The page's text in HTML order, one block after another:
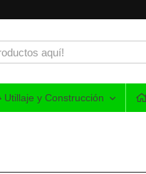
Utillaje y Construcción